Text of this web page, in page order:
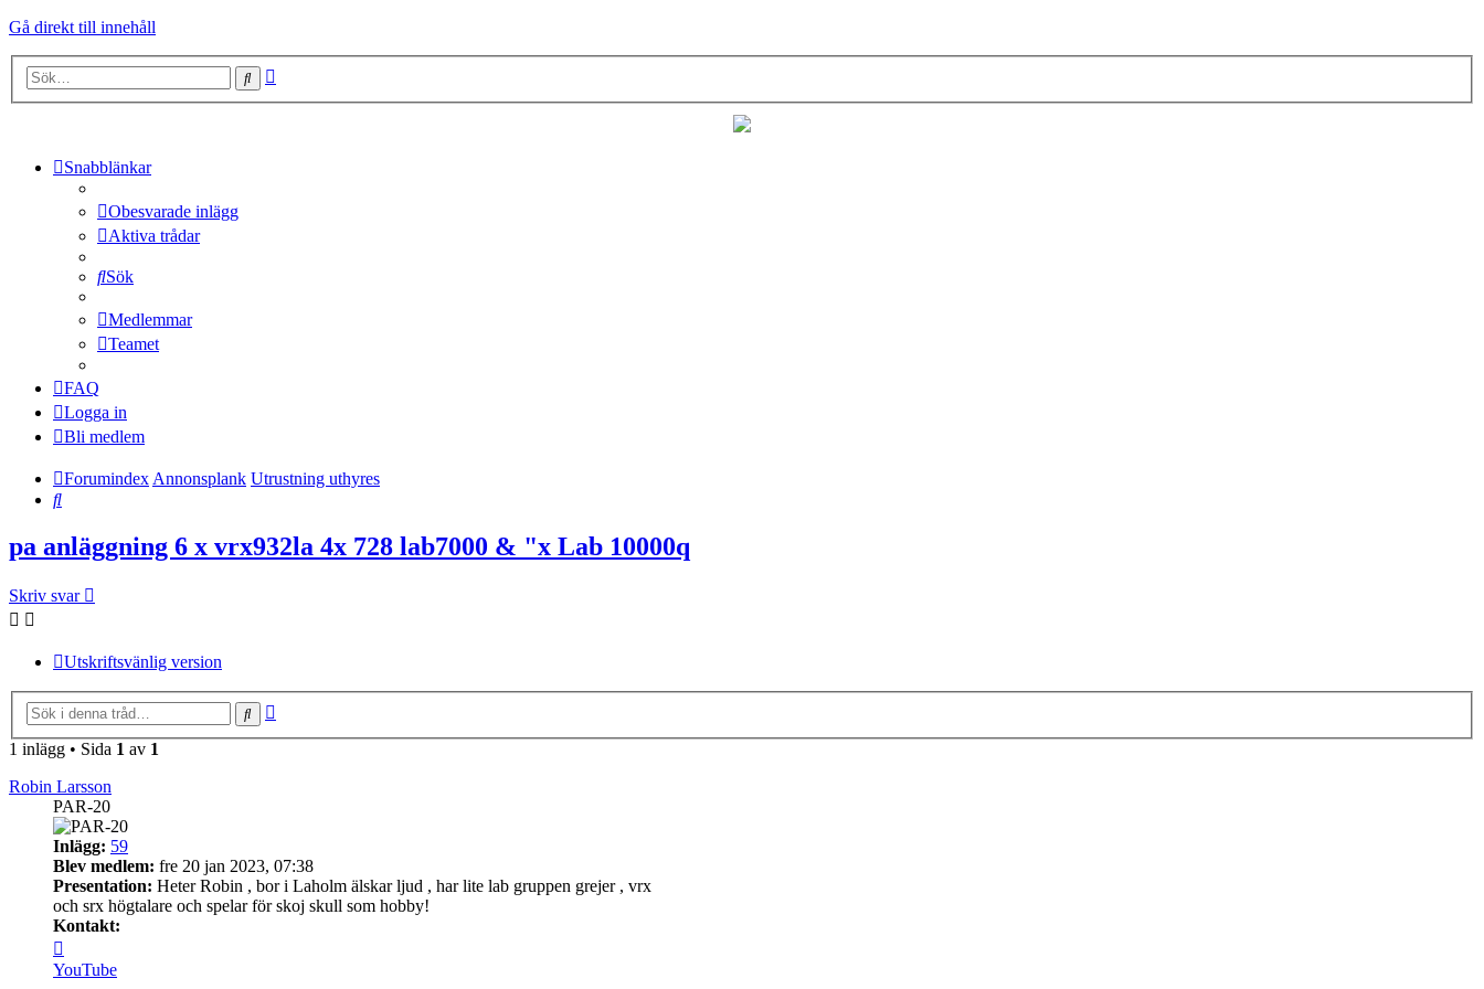
Gå direkt till innehåll
Sök
Snabblänkar
Obesvarade inlägg
Aktiva trådar
Sök
Medlemmar
Teamet
FAQ
Logga in
Bli medlem
Forumindex Annonsplank Utrustning uthyres
Sök
pa anläggning 6 x vrx932la 4x 728 lab7000 & "x Lab 10000q
Skriv svar
Utskriftsvänlig version
Sök
1 inlägg • Sida 1 av 1
Robin Larsson
PAR-20
Inlägg: 59
Blev medlem: fre 20 jan 2023, 07:38
Presentation: Heter Robin , bor i Laholm älskar ljud , har lite lab gruppen grejer , vrx
och srx högtalare och spelar för skoj skull som hobby!
Kontakt:
Robin
Larsson
YouTube